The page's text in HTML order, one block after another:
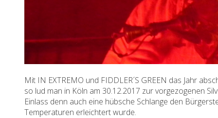
Mit IN EXTREMO und FIDDLER´S GREEN das Jahr
so lud man in Köln am 30.12.2017 zur vorgezogenen
Einlass denn auch eine hübsche Schlange den
Temperaturen erleichtert wurde.